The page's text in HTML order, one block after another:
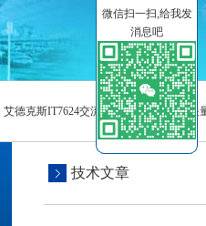
艾德克斯IT7624交流可编程电源供应器矢
技术文章
微信扫一扫,给我发
消息吧